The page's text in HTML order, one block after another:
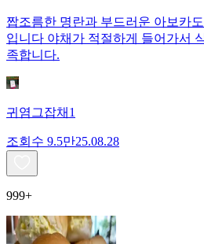
짭조름한 명란과 부드러운 아보카
입니다 야채가 적절하게 들어가서
족합니다.
귀염그잡채1
조회수 9.5만25.08.28
999+